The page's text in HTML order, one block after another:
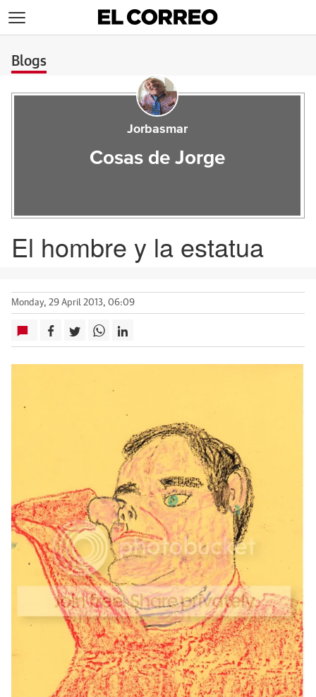
Blogs
Jorbasmar
Cosas de Jorge
El hombre y la estatua
Monday, 29 April 2013, 06:09